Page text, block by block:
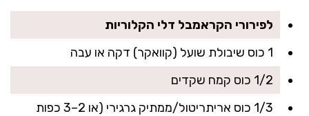
לפירורי הקראמבל דלי הקלוריות
1 כוס שיבולת שועל (קוואקר) דקה או עבה
1/2 כוס קמח שקדים
1/3 כוס אריתריטול/ממתיק גרגירי (או 2–3 כפות